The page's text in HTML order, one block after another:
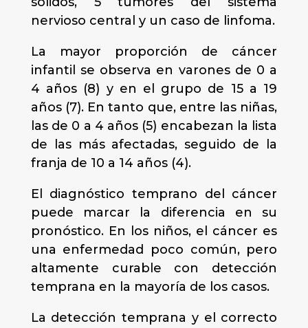
nervioso central y un caso de linfoma.
La mayor proporción de cáncer
infantil se observa en varones de 0 a
4 años (8) y en el grupo de 15 a 19
años (7). En tanto que, entre las niñas,
las de 0 a 4 años (5) encabezan la lista
de las más afectadas, seguido de la
franja de 10 a 14 años (4).
El diagnóstico temprano del cáncer
puede marcar la diferencia en su
pronóstico. En los niños, el cáncer es
una enfermedad poco común, pero
altamente curable con detección
temprana en la mayoría de los casos.
La detección temprana y el correcto